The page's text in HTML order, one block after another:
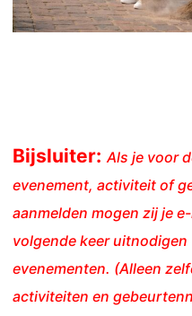
Bijsluiter: Als je voor
evenement, activiteit of
aanmelden mogen zij je
volgende keer
evenementen. (Alleen
activiteiten en